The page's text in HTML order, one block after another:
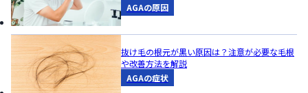
AGAの原因
抜け毛の根元が黒い原因は？注意が必要な毛根
や改善方法を解説
AGAの症状